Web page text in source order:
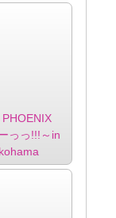
っっ!!!～in